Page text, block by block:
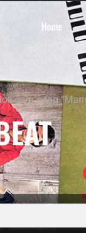
Home
com a tag